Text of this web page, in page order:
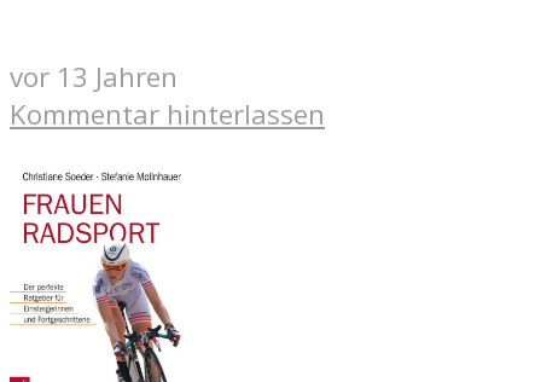
vor 13 Jahren
Kommentar hinterlassen